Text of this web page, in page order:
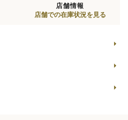
店舗情報
店舗での在庫状況を見る